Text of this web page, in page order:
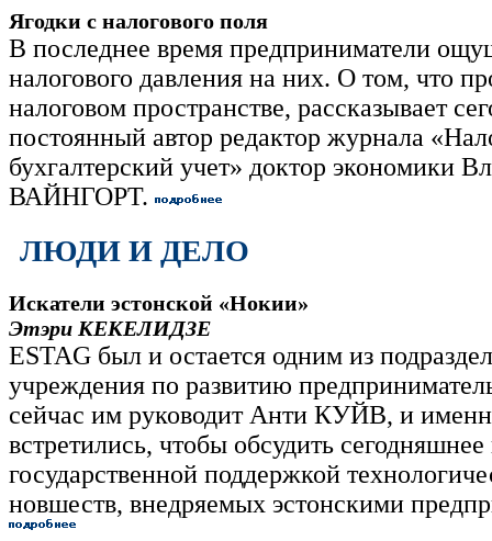
Ягодки с налогового поля
В последнее время предприниматели
налогового давления на них. О том, что
налоговом пространстве, рассказывает
постоянный автор редактор журнала
бухгалтерский учет» доктор экономики
ВАЙНГОРТ.
ЛЮДИ И ДЕЛО
Искатели эстонской «Нокии»
Этэри КЕКЕЛИДЗЕ
ESTAG был и остается одним из
учреждения по развитию
сейчас им руководит Анти КУЙВ, и
встретились, чтобы обсудить
государственной поддержкой
новшеств, внедряемых эстонскими